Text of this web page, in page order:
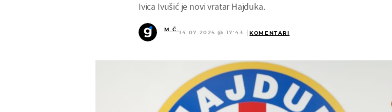
Ivica Ivušić je novi vratar Hajduka.
M.Č.
14.07.2025 @ 17:43 KOMENTARI